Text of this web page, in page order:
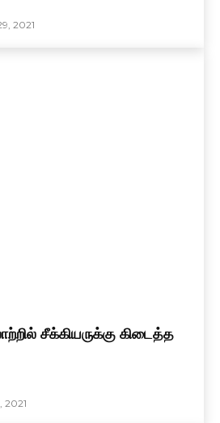
2021
சீக்கியருக்கு கிடைத்த
2021